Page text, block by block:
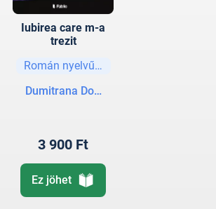
Iubirea care m-a
trezit
Román nyelvű könyvek
Dumitrana Dorina Claudia
3 900 Ft
Ez jöhet